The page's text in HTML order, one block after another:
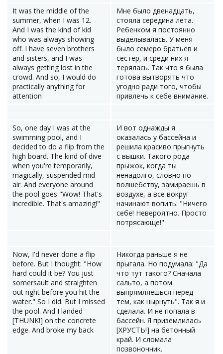
It was the middle of the
summer, when I was 12.
And I was the kind of kid
who was always showing
off. I have seven brothers
and sisters, and I was
always getting lost in the
crowd. And so, I would do
practically anything for
attention
Мне было двенадцать,
стояла середина лета.
Ребенком я постоянно
выделывалась. У меня
было семеро братьев и
сестер, и среди них я
терялась. Так что я была
готова вытворять что
угодно ради того, чтобы
привлечь к себе внимание.
So, one day I was at the
swimming pool, and I
decided to do a flip from the
high board. The kind of dive
when you're temporarily,
magically, suspended mid-
air. And everyone around
the pool goes "Wow! That's
incredible. That's amazing!"
И вот однажды я
оказалась у бассейна и
решила красиво прыгнуть
с вышки. Такого рода
прыжок, когда ты
ненадолго, словно по
волшебству, замираешь в
воздухе, а все вокруг
начинают вопить: "Ничего
себе! Невероятно. Просто
потрясающе!"
Now, I'd never done a flip
before. But I thought: "How
hard could it be? You just
somersault and straighten
out right before you hit the
water." So I did. But I missed
the pool. And I landed
[THUNK!] on the concrete
edge. And broke my back
Никогда раньше я не
прыгала. Но подумала: "Да
что тут такого? Сначала
сальто, а потом
выпрямляешься перед
тем, как нырнуть". Так я и
сделала. И не попала в
бассейн. Я приземлилась
[ХРУСТЬ!] на бетонный
край. И сломала
позвоночник.